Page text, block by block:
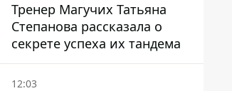
Тренер Магучих Татьяна
Степанова рассказала о
секрете успеха их тандема
12:03